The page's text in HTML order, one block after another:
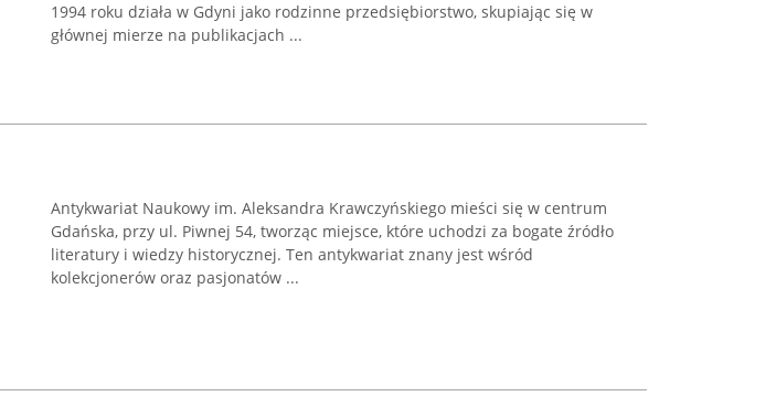
1994 roku działa w Gdyni jako rodzinne przedsiębiorstwo, skupiając się w
głównej mierze na publikacjach ...
Antykwariat Naukowy im. Aleksandra Krawczyńskiego mieści się w centrum
Gdańska, przy ul. Piwnej 54, tworząc miejsce, które uchodzi za bogate źródło
literatury i wiedzy historycznej. Ten antykwariat znany jest wśród
kolekcjonerów oraz pasjonatów ...